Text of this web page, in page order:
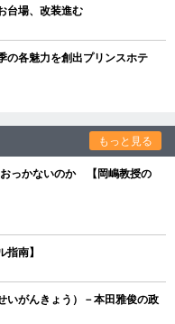
台場、改装進む
各魅力を創出プリンスホテ
もっと見る
っかないのか 【岡嶋教授の
南】
がんきょう）－本田雅俊の政